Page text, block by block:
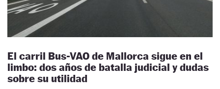
El carril Bus-VAO de Mallorca sigue en el
limbo: dos años de batalla judicial y dudas
sobre su utilidad